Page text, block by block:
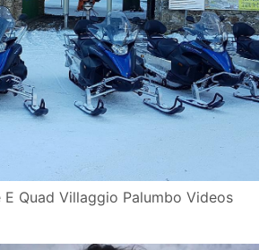
Quad Villaggio Palumbo Videos